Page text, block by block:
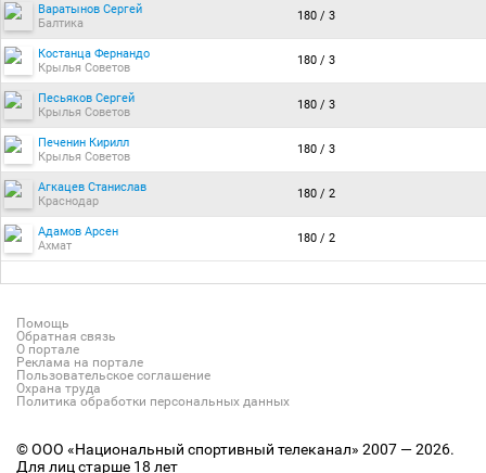
Варатынов Сергей
Балтика
180 / 3
Костанца Фернандо
Крылья Советов
180 / 3
Песьяков Сергей
Крылья Советов
180 / 3
Печенин Кирилл
Крылья Советов
180 / 3
Агкацев Станислав
Краснодар
180 / 2
Адамов Арсен
Ахмат
180 / 2
Помощь
Обратная связь
О портале
Реклама на портале
Пользовательское соглашение
Охрана труда
Политика обработки персональных данных
© ООО «Национальный спортивный телеканал» 2007 — 2026.
Для лиц старше 18 лет